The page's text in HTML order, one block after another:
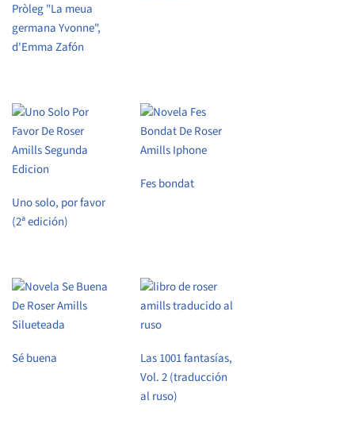
Pròleg "La meua
germana Yvonne",
d'Emma Zafón
Uno solo, por favor
(2ª edición)
Fes bondat
Sé buena
Las 1001 fantasías,
Vol. 2 (traducción
al ruso)